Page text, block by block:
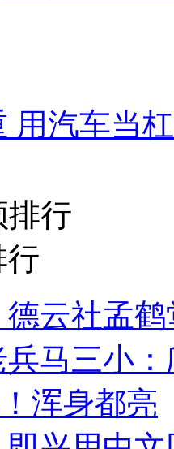
用汽车当
排行
行
德云社孟
马三小
浑身都亮